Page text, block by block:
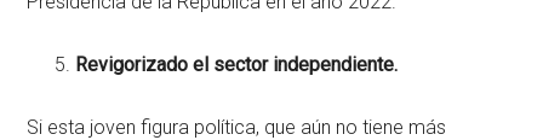
Revigorizado el sector independiente.
Si esta joven figura política, que aún no tiene más